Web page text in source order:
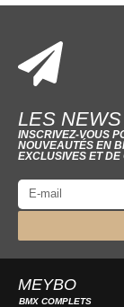
LES
INSCRIVEZ-VOUS
NOUVEAUTÉS EN
EXCLUSIVES ET
MEYBO
BMX COMPLETS